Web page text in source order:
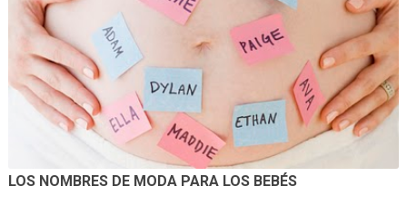
LOS NOMBRES DE MODA PARA LOS BEBÉS